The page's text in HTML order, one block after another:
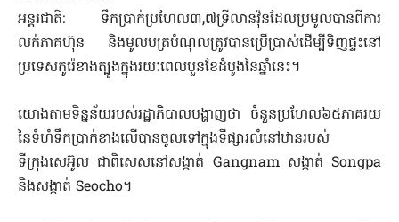
អន្តរជាតិ: ទឹកប្រាក់ប្រហែល៣,៧ទ្រីលានវ៉ុនដែលប្រមូលបានពីការ
លក់ភាគហ៊ុន និងមូលបត្របំណុលត្រូវបានប្រើប្រាស់ដើម្បីទិញផ្ទះនៅ
ប្រទេសកូរ៉េខាងត្បូងក្នុងរយៈពេលបួនខែដំបូងនៃឆ្នាំនេះ។
យោងតាមទិន្នន័យរបស់រដ្ឋាភិបាលបង្ហាញថា ចំនួនប្រហែល៦៥ភាគរយ
នៃទំហំទឹកប្រាក់ខាងលើបានចូលទៅក្នុងទីផ្សារលំនៅឋានរបស់
ទីក្រុងសេអ៊ូល ជាពិសេសនៅសង្កាត់ Gangnam សង្កាត់ Songpa
និងសង្កាត់ Seocho។